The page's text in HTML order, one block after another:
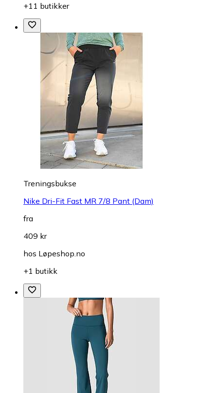
+11 butikker
Treningsbukse
Nike Dri-Fit Fast MR 7/8 Pant (Dam)
fra
409 kr
hos Løpeshop.no
+1 butikk